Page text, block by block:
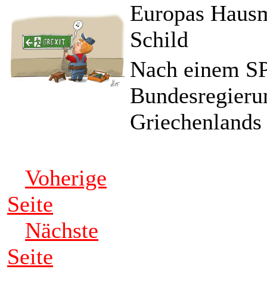
Europas
Schild
Nach einem
Voherige
Seite
Nächste
Seite